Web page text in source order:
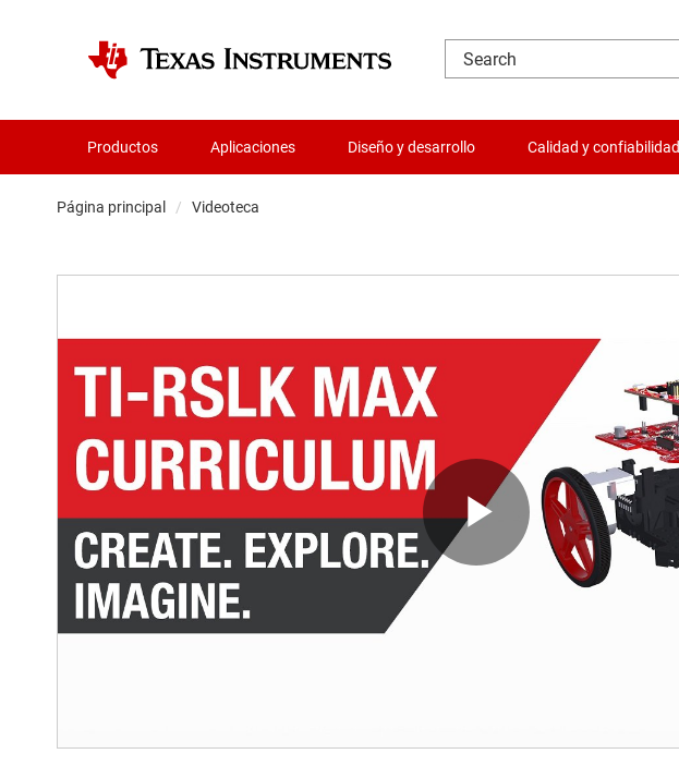
Productos Aplicaciones Diseño y desarrollo Calidad y confiabilidad
Página principal Videoteca
Play